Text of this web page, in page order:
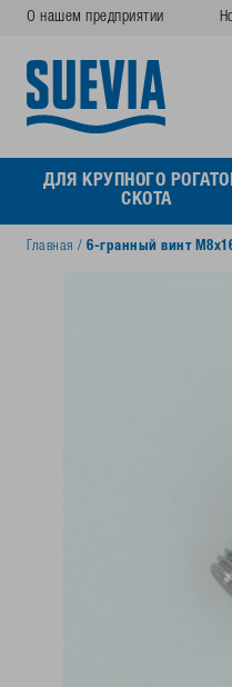
О нашем предприятии
ДЛЯ КРУПНОГО
СКОТА
Главная / 6-гранный винт